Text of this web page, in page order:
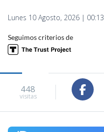
Lunes 10 Agosto, 2026 | 00:13
Seguimos criterios de
448
visitas